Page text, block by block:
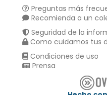
Preguntas más
Recomienda a un
Seguridad de la
Como cuidamos tus
Condiciones de uso
Prensa